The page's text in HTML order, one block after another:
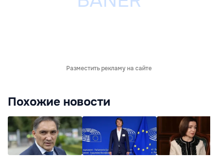
Разместить рекламу на сайте
Похожие новости